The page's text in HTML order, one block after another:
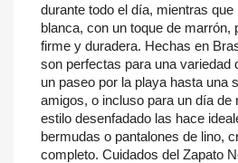
durante todo el día, mientras
blanca, con un toque de marrón,
firme y duradera. Hechas en
son perfectas para una variedad
un paseo por la playa hasta una
amigos, o incluso para un día de
estilo desenfadado las hace
bermudas o pantalones de lino,
completo. Cuidados del Zapato